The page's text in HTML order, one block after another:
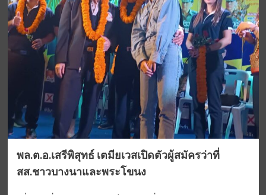
พล.ต.อ.เสรีพิสุทธ์ เตมียเวสเปิดตัวผู้สมัครว่าที่
สส.ชาวบางนาและพระโขนง